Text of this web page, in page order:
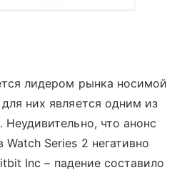
лидером рынка носимой
них является одним из
Неудивительно, что анонс
Series 2 негативно
Inc – падение составило